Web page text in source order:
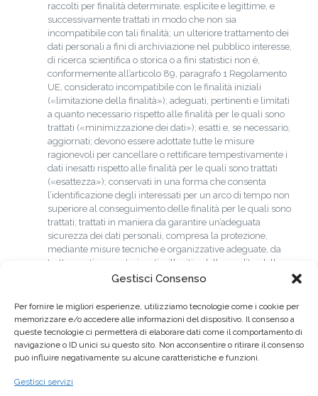
Gestisci Consenso
Per fornire le migliori esperienze, utilizziamo tecnologie come i cookie per
memorizzare e/o accedere alle informazioni del dispositivo. Il consenso a
queste tecnologie ci permetterà di elaborare dati come il comportamento di
navigazione o ID unici su questo sito. Non acconsentire o ritirare il consenso
può influire negativamente su alcune caratteristiche e funzioni.
Gestisci servizi
raccolti per finalità determinate, esplicite e legittime, e
successivamente trattati in modo che non sia
incompatibile con tali finalità; un ulteriore trattamento dei
dati personali a fini di archiviazione nel pubblico interesse,
di ricerca scientifica o storica o a fini statistici non è,
conformemente all’articolo 89, paragrafo 1 Regolamento
UE, considerato incompatibile con le finalità iniziali
(«limitazione della finalità»); adeguati, pertinenti e limitati
a quanto necessario rispetto alle finalità per le quali sono
trattati («minimizzazione dei dati»); esatti e, se necessario,
aggiornati; devono essere adottate tutte le misure
ragionevoli per cancellare o rettificare tempestivamente i
dati inesatti rispetto alle finalità per le quali sono trattati
(«esattezza»); conservati in una forma che consenta
l’identificazione degli interessati per un arco di tempo non
superiore al conseguimento delle finalità per le quali sono
trattati; trattati in maniera da garantire un’adeguata
sicurezza dei dati personali, compresa la protezione,
mediante misure tecniche e organizzative adeguate, da
trattamenti non autorizzati o illeciti e dalla perdita, dalla
distruzione o dal danno accidentali («integrità e
In relazione alle finalità sopra richiamate, il trattamento
avviene mediante strumenti manuali, informatici e
telematici con logiche strettamente correlate alle finalità
suddette e, comunque, in modo da garantire la sicurezza
e la riservatezza dei dati stessi e con l’impegno da parte
modificazione ed aggiornamenti.